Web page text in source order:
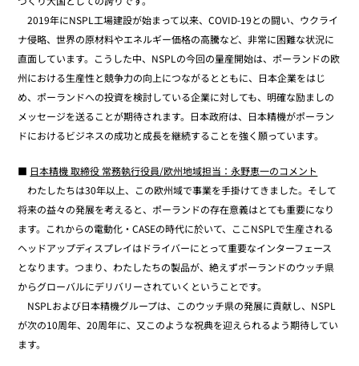
2019年にNSPL工場建設が始まって以来、COVID-19との闘い、ウクライ
ナ侵略、世界の原材料やエネルギー価格の高騰など、非常に困難な状況に
直面しています。こうした中、NSPLの今回の量産開始は、ポーランドの欧
州における生産性と競争力の向上につながるとともに、日本企業をはじ
め、ポーランドへの投資を検討している企業に対しても、明確な励ましの
メッセージを送ることが期待されます。日本政府は、日本精機がポーラン
ドにおけるビジネスの成功と成長を継続することを強く願っています。
■ 日本精機 取締役 常務執行役員/欧州地域担当：永野恵一のコメント
わたしたちは30年以上、この欧州域で事業を手掛けてきました。そして
将来の益々の発展を考えると、ポーランドの存在意義はとても重要になり
ます。これからの電動化・CASEの時代に於いて、ここNSPLで生産される
ヘッドアップディスプレイはドライバーにとって重要なインターフェース
となります。つまり、わたしたちの製品が、絶えずポーランドのウッチ県
からグローバルにデリバリーされていくということです。
NSPLおよび日本精機グループは、このウッチ県の発展に貢献し、NSPL
が次の10周年、20周年に、又このような祝典を迎えられるよう期待してい
ます。